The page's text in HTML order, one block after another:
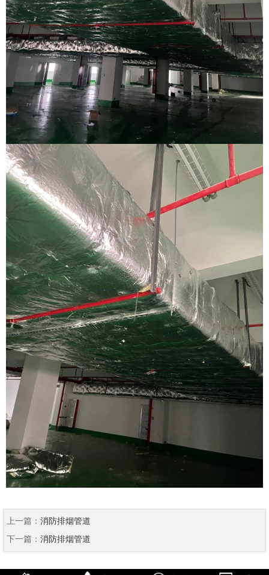
上一篇： 消防排烟管道
下一篇： 消防排烟管道